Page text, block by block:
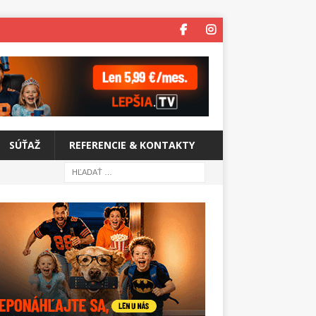
SÚŤAŽ REFERENCIE & KONTAKTY